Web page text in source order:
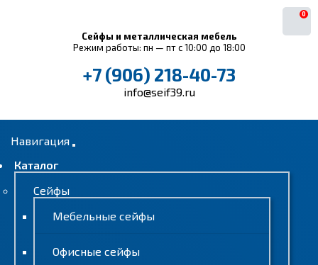
Сейфы и металлическая мебель
Режим работы: пн — пт с 10:00 до 18:00
0
+7 (906) 218-40-73
info@seif39.ru
Навигация
Каталог
Сейфы
Мебельные сейфы
Офисные сейфы